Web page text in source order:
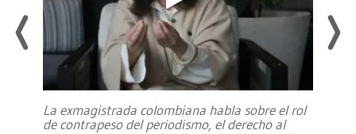
La exmagistrada colombiana habla sobre el rol
de contrapeso del periodismo, el derecho al